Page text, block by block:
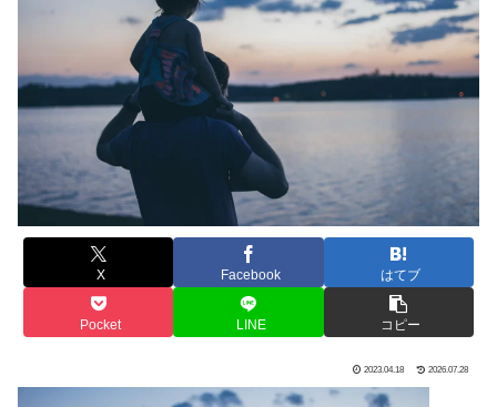
X Facebook はてブ
Pocket LINE コピー
2023.04.18 2026.07.28